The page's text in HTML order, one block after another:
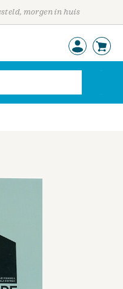
morgen in huis